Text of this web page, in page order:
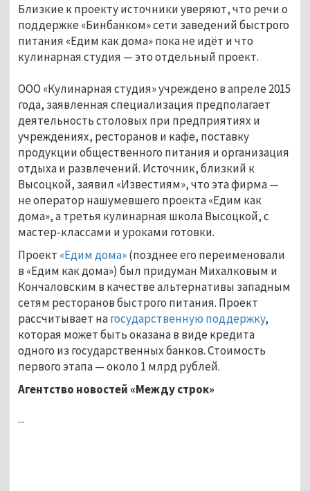
Близкие к проекту источники уверяют, что речи о
поддержке «Бинбанком» сети заведений быстрого
питания «Едим как дома» пока не идёт и что
кулинарная студия — это отдельный проект.
ООО «Кулинарная студия» учреждено в апреле 2015
года, заявленная специализация предполагает
деятельность столовых при предприятиях и
учреждениях, ресторанов и кафе, поставку
продукции общественного питания и организация
отдыха и развлечений. Источник, близкий к
Высоцкой, заявил «Известиям», что эта фирма —
не оператор нашумевшего проекта «Едим как
дома», а третья кулинарная школа Высоцкой, с
мастер-классами и уроками готовки.
Проект «Едим дома»(позднее его переименовали
в «Едим как дома») был придуман Михалковым и
Кончаловским в качестве альтернативы западным
сетям ресторанов быстрого питания. Проект
рассчитывает нагосударственную поддержку,
которая может быть оказана в виде кредита
одного из государственных банков. Стоимость
первого этапа — около 1 млрд рублей.
Агентство новостей «Между строк»
...